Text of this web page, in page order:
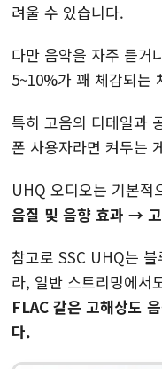
려울 수 있습니다.
다만 음악을 자주 듣거
5~10%가 꽤 체감되는
특히 고음의 디테일과
폰 사용자라면 켜두는
UHQ 오디오는 기본적
음질 및 음향 효과 →
참고로 SSC UHQ는
라, 일반 스트리밍에서
FLAC 같은 고해상도
다.